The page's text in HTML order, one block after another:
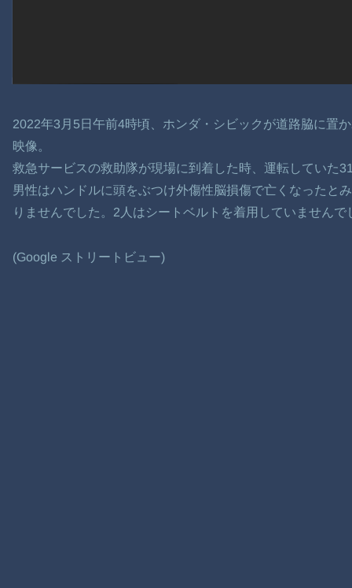
2022年3月5日午前4時頃、ホンダ・シビックが道路脇に置
映像。
救急サービスの救助隊が現場に到着した時、運転していた
男性はハンドルに頭をぶつけ外傷性脳損傷で亡くなったと
りませんでした。2人はシートベルトを着用していませんで
(Google ストリートビュー)